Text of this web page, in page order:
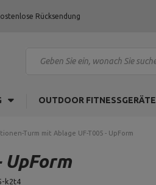
Rücksendung
OUTDOOR FITNESSGERÄTE
Turm mit Ablage UF-T005 - UpForm
k2t4